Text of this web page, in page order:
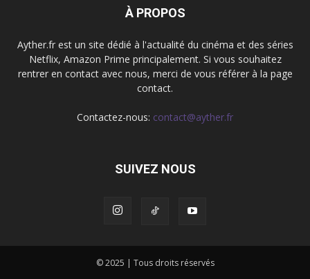
À PROPOS
Ayther.fr est un site dédié à l'actualité du cinéma et des séries
Netflix, Amazon Prime principalement. Si vous souhaitez
rentrer en contact avec nous, merci de vous référer à la page
contact.
Contactez-nous: contact@ayther.fr
SUIVEZ NOUS
© 2025 | Tous droits réservés